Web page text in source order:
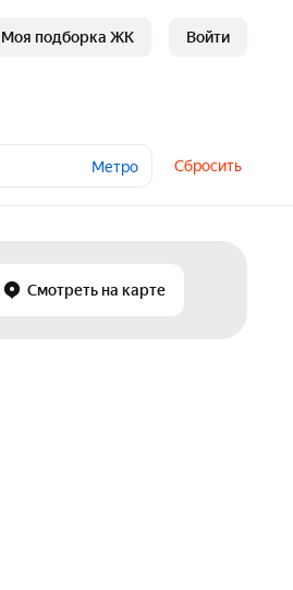
Моя подборка ЖК Войти
Метро Сбросить
Смотреть на карте